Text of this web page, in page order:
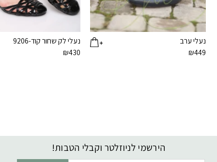
נעלי ערב
₪449
נעלי לק שחור קוד-9206
₪430
הירשמי לניוזלטר וקבלי הטבות!